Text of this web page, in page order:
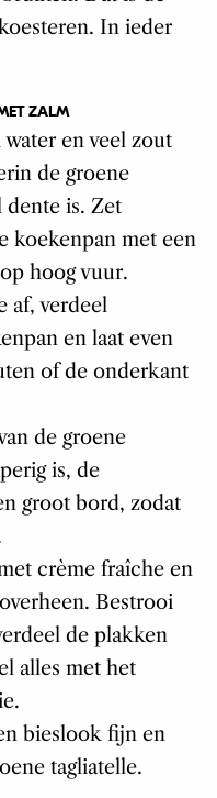
Dat is de
In ieder
ZALM
en veel zout
de groene
is. Zet
met een
hoog vuur.
af, verdeel
en laat even
of de onderkant
de groene
is, de
groot bord, zodat
crème fraîche en
Bestrooi
de plakken
alles met het
bieslook fijn en